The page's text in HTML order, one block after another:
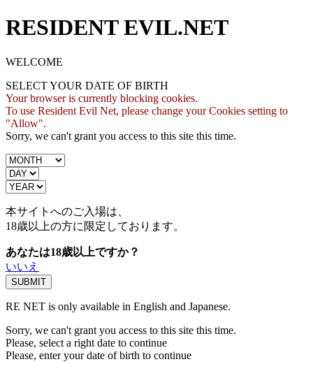
RESIDENT EVIL.NET
WELCOME
SELECT YOUR DATE OF BIRTH
Your browser is currently blocking cookies.
To use Resident Evil Net, please change your Cookies setting to
"Allow".
Sorry, we can't grant you access to this site this time.
本サイトへのご入場は、
18歳以上の方に限定しております。
あなたは18歳以上ですか？
いいえ
RE NET is only available in English and Japanese.
Sorry, we can't grant you access to this site this time.
Please, select a right date to continue
Please, enter your date of birth to continue